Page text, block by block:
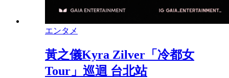
エンタメ
黃之儀Kyra Zilver「冷都女
Tour」巡迴 台北站